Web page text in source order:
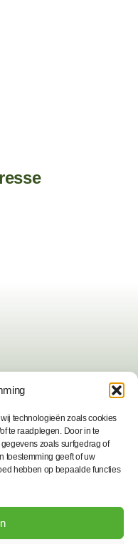
technologieën zoals cookies
te raadplegen. Door in te
zoals surfgedrag of
toestemming geeft of uw
hebben op bepaalde functies